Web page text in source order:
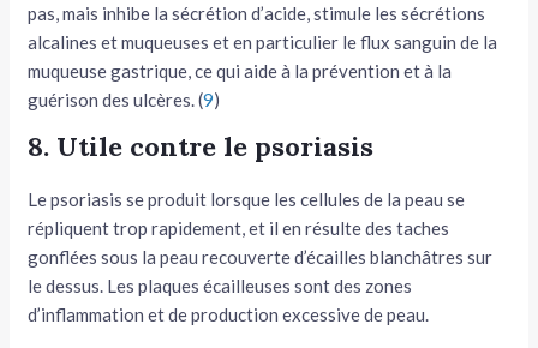
pas, mais inhibe la sécrétion d’acide, stimule les sécrétions
alcalines et muqueuses et en particulier le flux sanguin de la
muqueuse gastrique, ce qui aide à la prévention et à la
guérison des ulcères. (9)
8. Utile contre le psoriasis
Le psoriasis se produit lorsque les cellules de la peau se
répliquent trop rapidement, et il en résulte des taches
gonflées sous la peau recouverte d’écailles blanchâtres sur
le dessus. Les plaques écailleuses sont des zones
d’inflammation et de production excessive de peau.